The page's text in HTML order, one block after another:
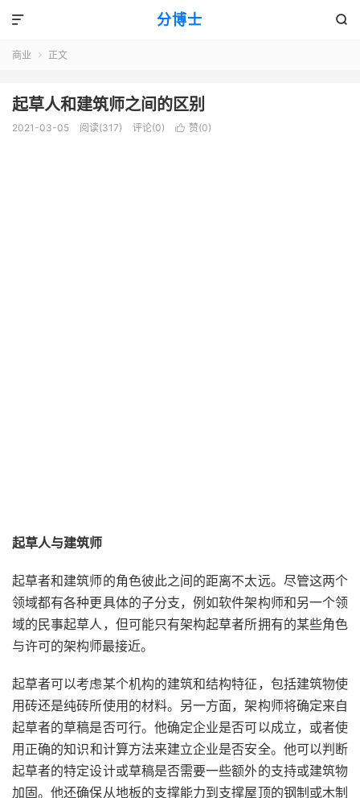
分博士 

商业  正文
起草人和建筑师之间的区别
2021-03-05 阅读(317) 评论(0)  赞(0)
起草人与建筑师
起草者和建筑师的角色彼此之间的距离不太远。尽管这两个
领域都有各种更具体的子分支，例如软件架构师和另一个领
域的民事起草人，但可能只有架构起草者所拥有的某些角色
与许可的架构师最接近。
起草者可以考虑某个机构的建筑和结构特征，包括建筑物使
用砖还是纯砖所使用的材料。另一方面，架构师将确定来自
起草者的草稿是否可行。他确定企业是否可以成立，或者使
用正确的知识和计算方法来建立企业是否安全。他可以判断
起草者的特定设计或草稿是否需要一些额外的支持或建筑物
加固。他还确保从地板的支撑能力到支撑屋顶的钢制或木制